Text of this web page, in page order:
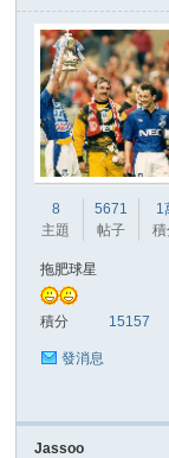
8
主題
5671
帖子
1
拖肥球星
積分 15157
發消息
Jassoo